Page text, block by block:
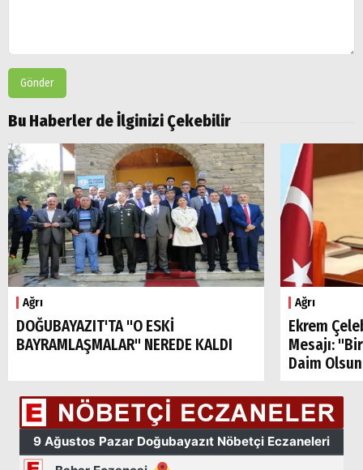
Gönder
Bu Haberler de İlginizi Çekebilir
Ağrı
DOĞUBAYAZIT'TA "O ESKİ
BAYRAMLAŞMALAR" NEREDE KALDI
Ağrı
Ekrem
Mesajı:
Daim
Arama